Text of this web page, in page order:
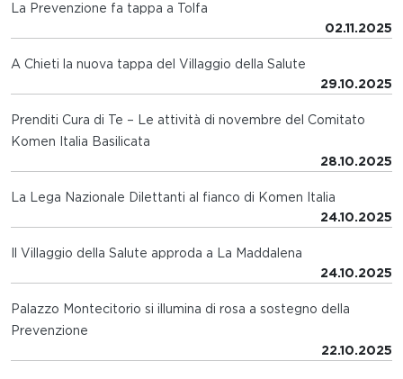
La Prevenzione fa tappa a Tolfa
02.11.2025
A Chieti la nuova tappa del Villaggio della Salute
29.10.2025
Prenditi Cura di Te – Le attività di novembre del Comitato
Komen Italia Basilicata
28.10.2025
La Lega Nazionale Dilettanti al fianco di Komen Italia
24.10.2025
Il Villaggio della Salute approda a La Maddalena
24.10.2025
Palazzo Montecitorio si illumina di rosa a sostegno della
Prevenzione
22.10.2025